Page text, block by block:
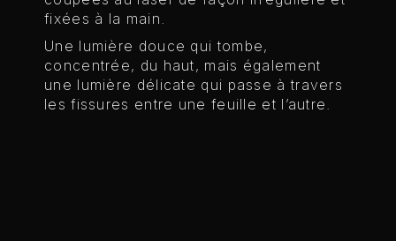
fixées à la main.
Une lumière douce qui tombe,
concentrée, du haut, mais également
une lumière délicate qui passe à travers
les fissures entre une feuille et l’autre.